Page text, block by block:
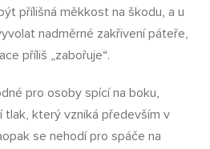
přílišná měkkost na škodu, a u
nadměrné zakřivení páteře,
příliš „zabořuje“.
pro osoby spící na boku,
který vzniká především v
se nehodí pro spáče na